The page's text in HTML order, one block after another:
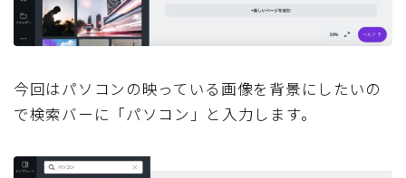
今回はパソコンの映っている画像を背景にしたいの
で検索バーに「パソコン」と入力します。